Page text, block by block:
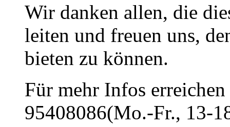
Wir danken allen, die
leiten und freuen uns,
bieten zu können.
Für mehr Infos
95408086(Mo.-Fr., 13-